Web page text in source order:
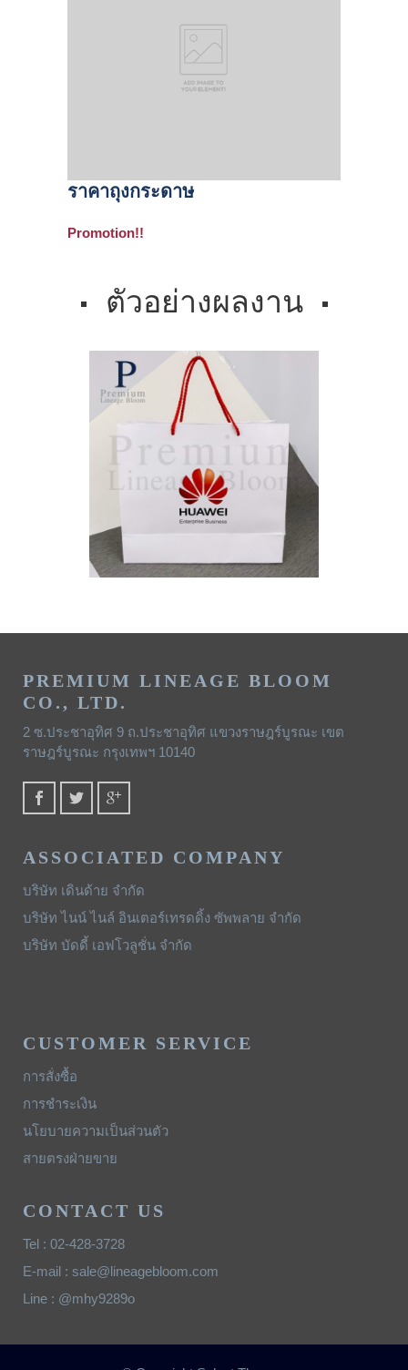
ราคาถุงกระดาษ
Promotion!!
ตัวอย่างผลงาน
PREMIUM LINEAGE BLOOM
CO., LTD.
2 ซ.ประชาอุทิศ 9 ถ.ประชาอุทิศ แขวงราษฎร์บูรณะ เขต
ราษฎร์บูรณะ กรุงเทพฯ 10140
ASSOCIATED COMPANY
บริษัท เดินด้าย จำกัด
บริษัท ไนน์ ไนล์ อินเตอร์เทรดดิ้ง ซัพพลาย จำกัด
บริษัท บัดดี้ เอฟโวลูชั่น จำกัด
CUSTOMER SERVICE
การสั่งซื้อ
การชำระเงิน
นโยบายความเป็นส่วนตัว
สายตรงฝ่ายขาย
CONTACT US
Tel : 02-428-3728
E-mail : sale@lineagebloom.com
Line : @mhy9289o